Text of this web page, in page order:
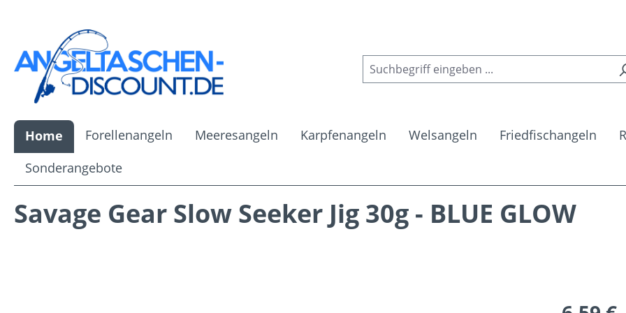
Home Forellenangeln Meeresangeln Karpfenangeln Welsangeln Friedfischangeln
Sonderangebote
Savage Gear Slow Seeker Jig 30g - BLUE GLOW
Regulärer